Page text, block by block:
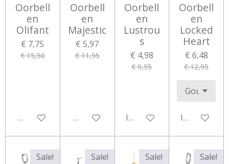
Oorbell
en
Olifant
€ 7,75
€ 15,50
Houd mij op de hoogte
Oorbell
en
Majestic
€ 5,97
€ 11,95
Houd mij op de hoogte
Oorbell
en
Lustrou
s
€ 4,98
€ 9,95
In winkelwagen
Oorbell
en
Locked
Heart
€ 6,48
€ 12,95
In
Sale! Sale! Sale! Sale!